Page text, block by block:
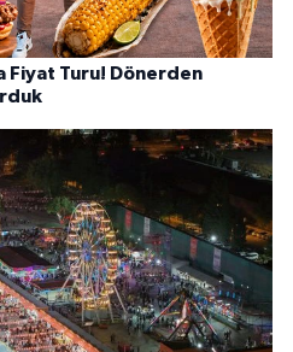
Fiyat Turu! Dönerden